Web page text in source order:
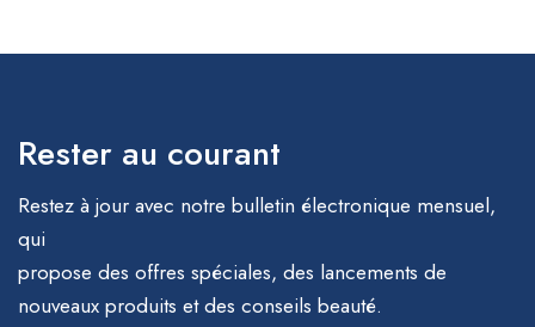
Rester au courant
Restez à jour avec notre bulletin électronique mensuel,
qui
propose des offres spéciales, des lancements de
nouveaux produits et des conseils beauté.